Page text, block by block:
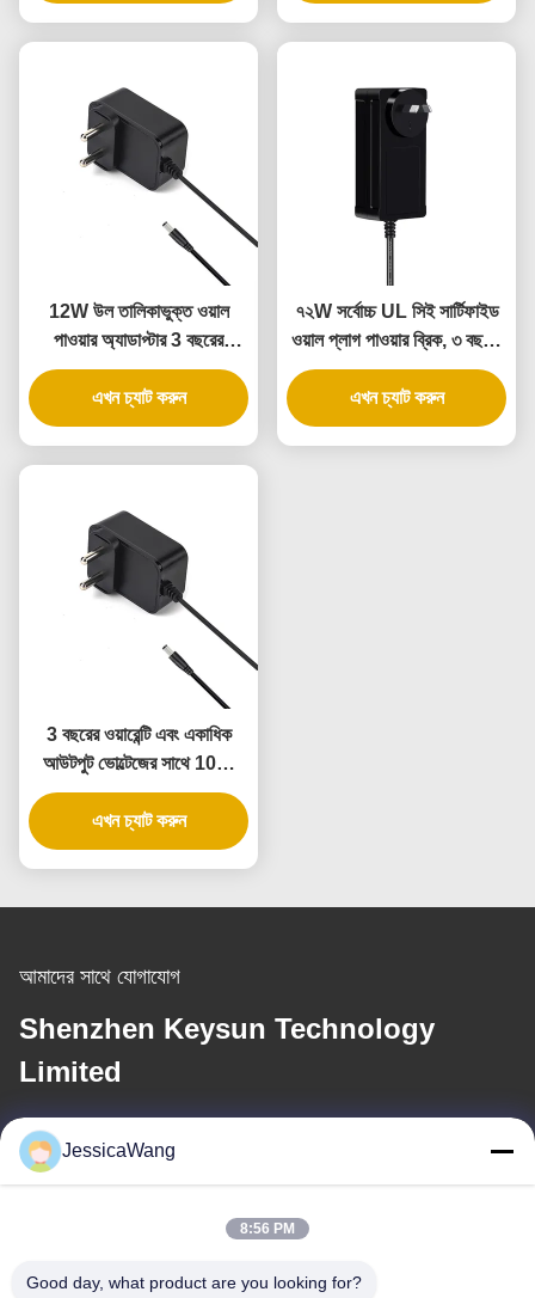
12W উল তালিকাভুক্ত ওয়াল
পাওয়ার অ্যাডাপ্টার 3 বছরের
ওয়ারেন্টি এবং এসি ডিসি পাওয়ার
সাপ্লাই সহ
এখন চ্যাট করুন
৭২W সর্বোচ্চ UL সিই সার্টিফাইড
ওয়াল প্লাগ পাওয়ার ব্রিক, ৩ বছরের
ওয়ারেন্টি সহ
এখন চ্যাট করুন
3 বছরের ওয়ারেন্টি এবং একাধিক
আউটপুট ভোল্টেজের সাথে 10W
ইউনিভার্সাল ওয়াল পাওয়ার
অ্যাডাপ্টার
এখন চ্যাট করুন
আমাদের সাথে যোগাযোগ
Shenzhen Keysun Technology
Limited
ই-মেইল
power06@szzhpower.com
আমাদের ঠিকানা
JessicaWang
8:56 PM
Good day, what product are you looking for?